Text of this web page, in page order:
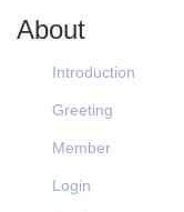
About
Introduction
Greeting
Member
Login